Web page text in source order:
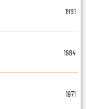
1991
1984
1971